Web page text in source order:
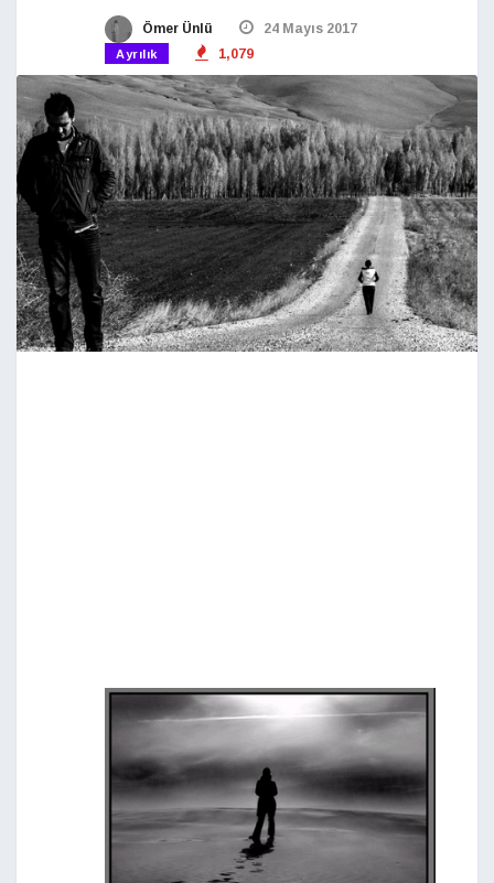
Ömer Ünlü 24 Mayıs 2017
Ayrılık 1,079